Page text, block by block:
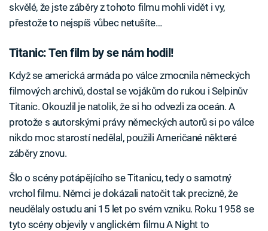
skvělé, že jste záběry z tohoto filmu mohli vidět i vy,
přestože to nejspíš vůbec netušíte…
Titanic: Ten film by se nám hodil!
Když se americká armáda po válce zmocnila německých
filmových archivů, dostal se vojákům do rukou i Selpinův
Titanic. Okouzlil je natolik, že si ho odvezli za oceán. A
protože s autorskými právy německých autorů si po válce
nikdo moc starostí nedělal, použili Američané některé
záběry znovu.
Šlo o scény potápějícího se Titanicu, tedy o samotný
vrchol filmu. Němci je dokázali natočit tak precizně, že
neudělaly ostudu ani 15 let po svém vzniku. Roku 1958 se
tyto scény objevily v anglickém filmu A Night to